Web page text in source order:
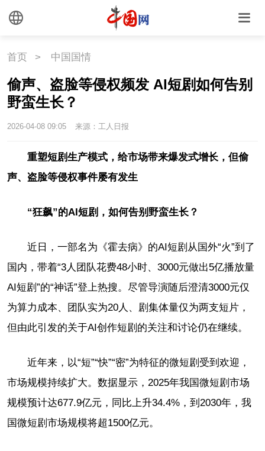
首页 > 中国国情
偷声、盗脸等侵权频发 AI短剧如何告别
野蛮生长？
2026-04-08 09:05 来源：工人日报
重塑短剧生产模式，给市场带来爆发式增长，但偷
声、盗脸等侵权事件屡有发生
“狂飙”的AI短剧，如何告别野蛮生长？
近日，一部名为《霍去病》的AI短剧从国外“火”到了
国内，带着“3人团队花费48小时、3000元做出5亿播放量
AI短剧”的“神话”登上热搜。尽管导演随后澄清3000元仅
为算力成本、团队实为20人、剧集体量仅为两支短片，
但由此引发的关于AI创作短剧的关注和讨论仍在继续。
近年来，以“短”“快”“密”为特征的微短剧受到欢迎，
市场规模持续扩大。数据显示，2025年我国微短剧市场
规模预计达677.9亿元，同比上升34.4%，到2030年，我
国微短剧市场规模将超1500亿元。